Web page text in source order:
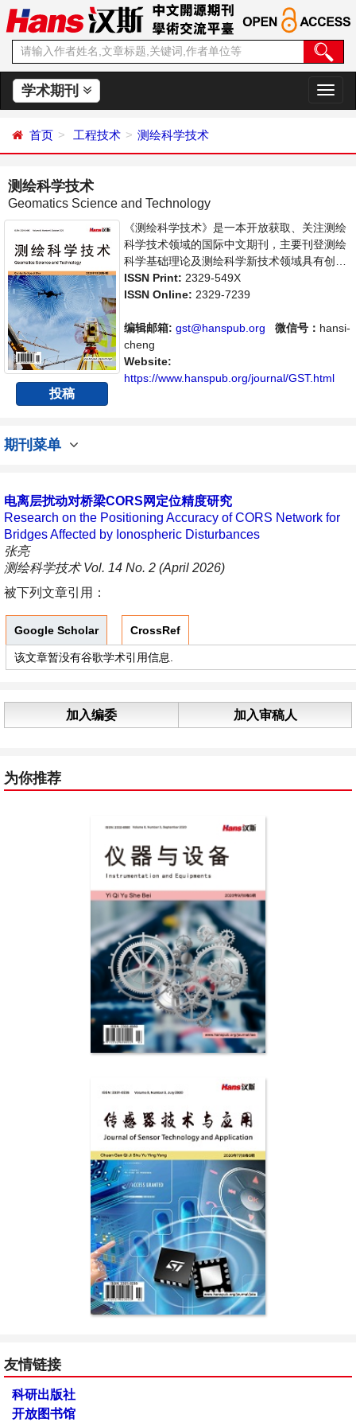
学术期刊
切
换
首页 工程技术 测绘科学技术
测绘科学技术
Geomatics Science and Technology
投稿
《测绘科学技术》是一本开放获取、关注测绘
科学技术领域的国际中文期刊，主要刊登测绘
科学基础理论及测绘科学新技术领域具有创新
性的研究成果及前沿报道，旨在给世界范围内
的科学家、学者、科研人员提供一个传播、分
的交流平台。
ISSN Print: 2329-549X
ISSN Online: 2329-7239
编辑邮箱: gst@hanspub.org 微信号： hansi-
cheng
Website:
https://www.hanspub.org/journal/GST.html
期刊菜单
电离层扰动对桥梁CORS网定位精度研究
Research on the Positioning Accuracy of CORS Network for
Bridges Affected by Ionospheric Disturbances
张亮
测绘科学技术 Vol. 14 No. 2 (April 2026)
被下列文章引用：
Google Scholar CrossRef
该文章暂没有谷歌学术引用信息.
加入编委 加入审稿人
为你推荐
友情链接
科研出版社
开放图书馆